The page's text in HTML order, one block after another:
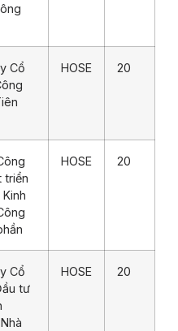
Cổ
HOSE 20
triển
HOSE 20
Cổ
tư
HOSE 20